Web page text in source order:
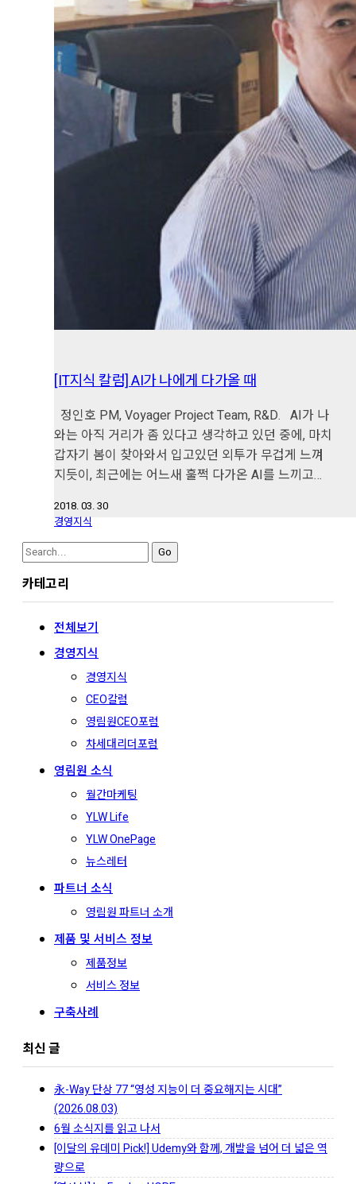
[IT지식 칼럼] AI가 나에게 다가올 때
정인호 PM, Voyager Project Team, R&D. AI가 나
와는 아직 거리가 좀 있다고 생각하고 있던 중에, 마치
갑자기 봄이 찾아와서 입고있던 외투가 무겁게 느껴
지듯이, 최근에는 어느새 훌쩍 다가온 AI를 느끼고…
2018. 03. 30
경영지식
Search
카테고리
전체보기
경영지식
경영지식
CEO칼럼
영림원CEO포럼
차세대리더포럼
영림원 소식
월간마케팅
YLW Life
YLW OnePage
뉴스레터
파트너 소식
영림원 파트너 소개
제품 및 서비스 정보
제품정보
서비스 정보
구축사례
최신 글
永-Way 단상 77 “영성 지능이 더 중요해지는 시대”
(2026.08.03)
6월 소식지를 읽고 나서
[이달의 유데미 Pick!] Udemy와 함께, 개발을 넘어 더 넓은 역
량으로